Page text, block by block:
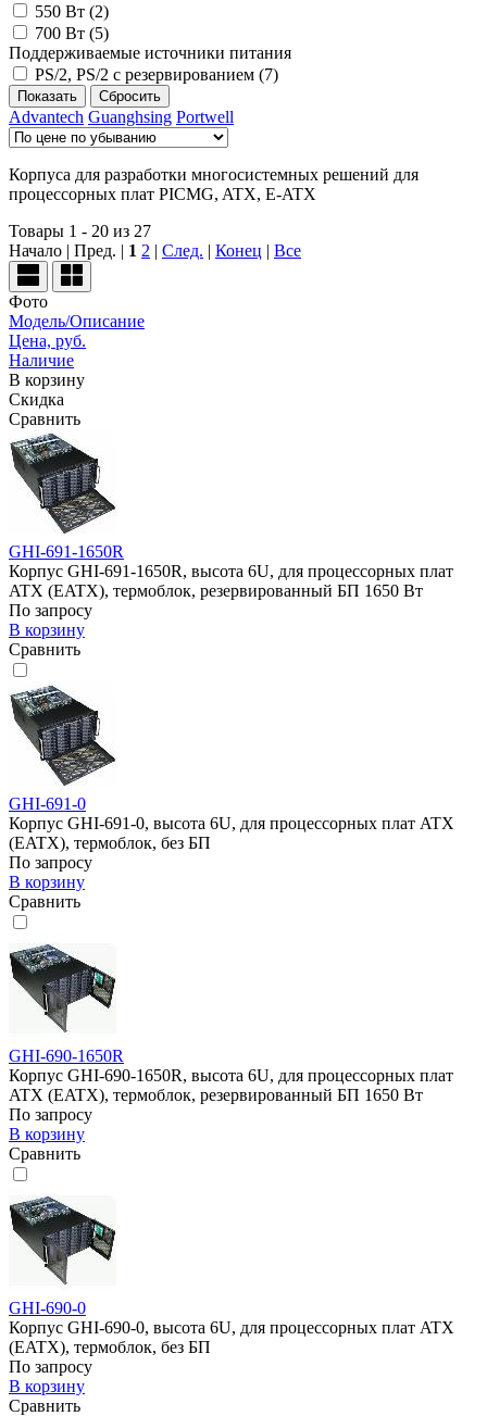
550 Вт (2)
700 Вт (5)
Поддерживаемые источники питания
PS/2, PS/2 с резервированием (7)
Advantech Guanghsing Portwell
Корпуса для разработки многосистемных решений для
процессорных плат PICMG, ATX, E-ATX
Товары 1 - 20 из 27
Начало | Пред. | 1 2 | След. | Конец | Все
Фото
Модель/Описание
Цена, руб.
Наличие
В корзину
Скидка
Сравнить
GHI-691-1650R
Корпус GHI-691-1650R, высота 6U, для процессорных плат
ATX (EATX), термоблок, резервированный БП 1650 Вт
По запросу
В корзину
Сравнить
GHI-691-0
Корпус GHI-691-0, высота 6U, для процессорных плат ATX
(EATX), термоблок, без БП
По запросу
В корзину
Сравнить
GHI-690-1650R
Корпус GHI-690-1650R, высота 6U, для процессорных плат
ATX (EATX), термоблок, резервированный БП 1650 Вт
По запросу
В корзину
Сравнить
GHI-690-0
Корпус GHI-690-0, высота 6U, для процессорных плат ATX
(EATX), термоблок, без БП
По запросу
В корзину
Сравнить